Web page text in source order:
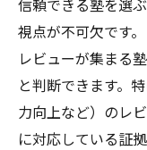
信頼できる塾を選
視点が不可欠です
レビューが集まる
と判断できます。
力向上など）のレ
に対応している証拠